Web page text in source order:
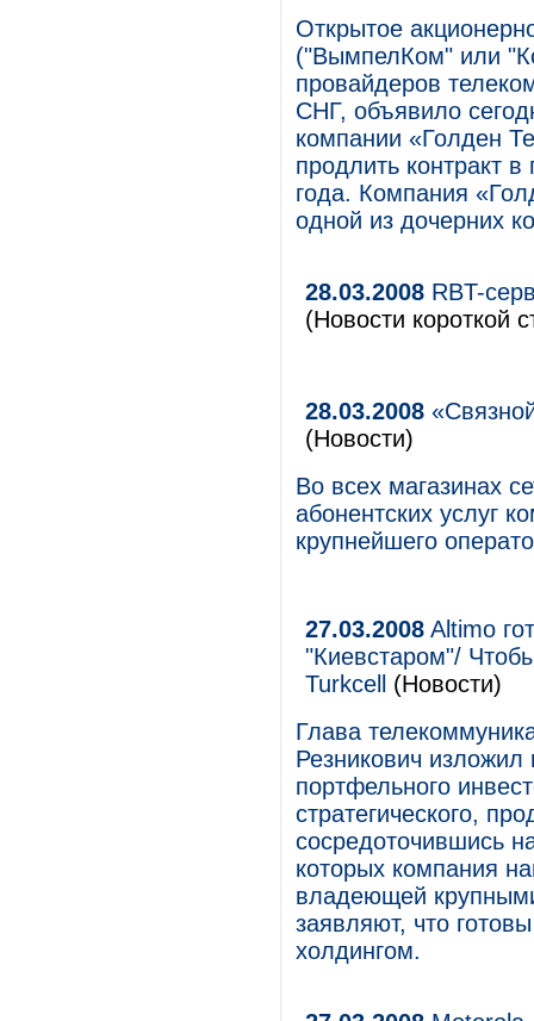
Открытое
("ВымпелКом" или
провайдеров
СНГ, объявило
компании «Голден
продлить контракт
года. Компания
одной из дочерних
28.03.2008 RBT-
(Новости короткой
28.03.2008
(Новости)
Во всех магазинах
абонентских услуг
крупнейшего
27.03.2008 Altimo
"Киевстаром"/
Turkcell
(Новости)
Глава
Резникович
портфельного
стратегического,
сосредоточившись
которых компания
владеющей
заявляют, что
холдингом.